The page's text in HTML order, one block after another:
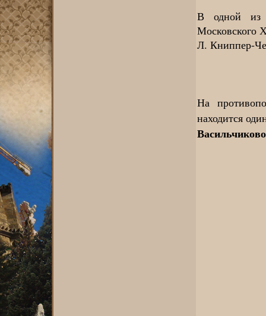
В одной из
Московского
Л. Книппер-
На
находится